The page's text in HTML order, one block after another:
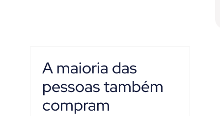
A maioria das
pessoas também
compram